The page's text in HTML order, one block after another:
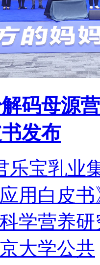
码母源
发布
乐宝乳业
用白皮
学营养
大学公共